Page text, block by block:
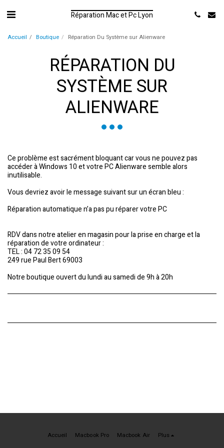
Réparation Mac et Pc Lyon
Accueil Boutique Réparation Du Système sur Alienware
RÉPARATION DU
SYSTÈME SUR
ALIENWARE
Ce problème est sacrément bloquant car vous ne pouvez pas
accéder à Windows 10 et votre PC Alienware semble alors
inutilisable.
Vous devriez avoir le message suivant sur un écran bleu :
Réparation automatique n’a pas pu réparer votre PC
RDV dans notre atelier en magasin pour la prise en charge et la
réparation de votre ordinateur :
TEL : 04 72 35 09 54
249 rue Paul Bert 69003
Notre boutique ouvert du lundi au samedi de 9h à 20h
Accueil Macbook Pro Macbook Air
Plus